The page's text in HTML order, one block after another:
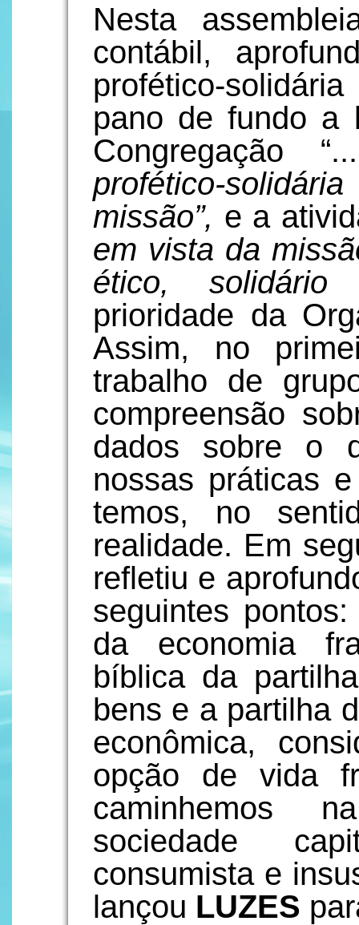
Nesta
contábil,
profético-
pano de fundo a
Congregação
profético-
missão”, e a
em vista da
ético, solidário
prioridade da
Assim, no
trabalho de
compreensão
dados sobre o
nossas práticas
temos, no
realidade. Em
refletiu e
seguintes
da economia
bíblica da
bens e a partilha
econômica,
opção de vida
caminhemos
sociedade
consumista e
lançou LUZES